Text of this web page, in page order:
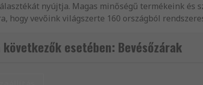
nyújtja. Magas minőségű termékeink
vevőink világszerte 160 országból
24 órán belüli szállítással! Az RS, Európa
mint Zártokok teljes kínálatát
többek között Tokok, tárolás és
esetében: Bevésőzárak